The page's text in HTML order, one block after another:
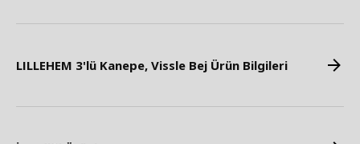
LILLEHEM 3'lü Kanepe, Vissle Bej Ürün Bilgileri